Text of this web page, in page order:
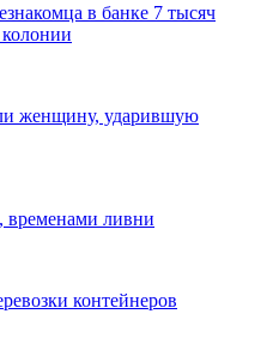
в банке 7 тысяч
колонии
женщину, ударившую
временами ливни
контейнеров